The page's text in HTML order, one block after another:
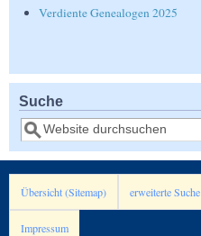
Verdiente Genealogen 2025
Suche
Suche
Übersicht (Sitemap) erweiterte Suche
Impressum